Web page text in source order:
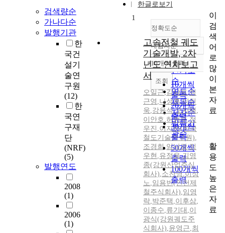
검색량순
가나다순
발행기관
한
국건
설기
술연
구원
(12)
한
국연
구재
단
(NRF)
(5)
발행연도
2008
(1)
2006
(1)
한글로보기
정확도순
정확도
순
인기도
순
연도순
제목순
저자순
발행기
관순
내림차순
내림차순
10개씩 출력
10개씩
출력
20개씩
출력
30개씩
출력
50개씩
출력
100개씩
출력
조회
1
고속전철 궤도
기술개발, 2차
년도 연차보고
서
오일근,김남포,정
근영 ,나성훈,이진
욱,강윤석,오지택 ,
이안호,허현무,정
우진 ,이지하(한국
철도기술연구원),
조경희,임낙광,정
우현 ,유정용,김영
종(강원산업주식
회사),소찬영,이성
노,임용빈(인천제
철주식회사),임영
락,박준택 ,이후삼,
이종수,류기대 ,이
광식(강원궤도주
식회사),윤영근,최
이
검
색
어
로
많
이
본
자
료
활
용
도
높
은
자
료